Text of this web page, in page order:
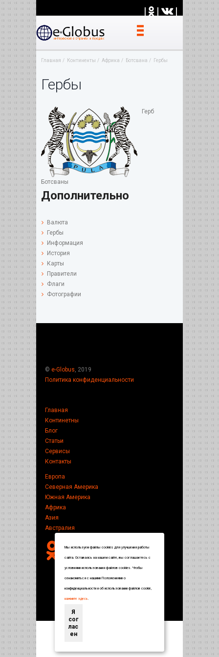
| | |
Главная Континенты Африка Ботсвана Гербы
Гербы
Герб
Ботсваны
Дополнительно
Валюта
Гербы
Информация
История
Карты
Правители
Флаги
Фотографии
© e-Globus , 2019
Политика конфиденциальности
Главная
Континетны
Блог
Статьи
Сервисы
Контакты
Европа
Северная Америка
Южная Америка
Африка
Азия
Австралия
Энциклопедия по странам и городам
Мы используем файлы cookies для улучшения работы
сайта. Оставаясь на нашем сайте, вы соглашаетесь с
условиями использования файлов cookies. Чтобы
ознакомиться с нашими Положениями о
конфиденциальности и об использовании файлов cookie,
нажмите здесь.
Я
сог
лас
ен